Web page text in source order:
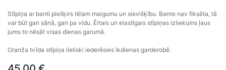
Stīpiņa ar banti piešķirs tēlam maigumu un sievišķību. Bante nav fiksēta, tā
var būt gan sānā, gan pa vidu. Ērtais un elastīgais stīpiņas izliekums ļaus
jums to nēsāt visas dienas garumā.
Oranža tvīda stīpiņa lieliski iederēsies ikdienas garderobē.